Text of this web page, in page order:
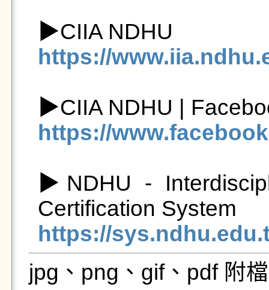
https://
https://
▶NDHU -
https://
jpg、png、gif、pdf 附